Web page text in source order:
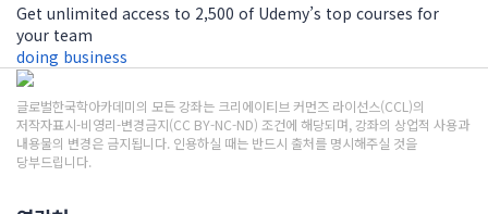
Get unlimited access to 2,500 of Udemy’s top courses for
your team
doing business
글로벌한국학아카데미의 모든 강좌는 크리에이티브 커먼즈 라이선스(CCL)의
저작자표시-비영리-변경금지(CC BY-NC-ND) 조건에 해당되며, 강좌의 상업적 사용과
내용물의 변경은 금지됩니다. 인용하실 때는 반드시 출처를 명시해주실 것을
당부드립니다.